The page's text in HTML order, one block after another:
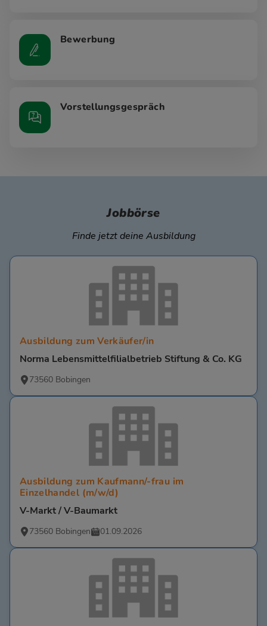
Bewerbung
Vorstellungsgespräch
Jobbörse
Finde jetzt deine Ausbildung
Ausbildung zum Verkäufer/in
Norma Lebensmittelfilialbetrieb Stiftung & Co. KG
73560 Bobingen
Ausbildung zum Kaufmann/-frau im
Einzelhandel (m/w/d)
V-Markt / V-Baumarkt
73560 Bobingen 01.09.2026